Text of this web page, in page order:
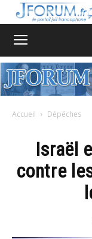
Accueil Dépêches
Israël
contre